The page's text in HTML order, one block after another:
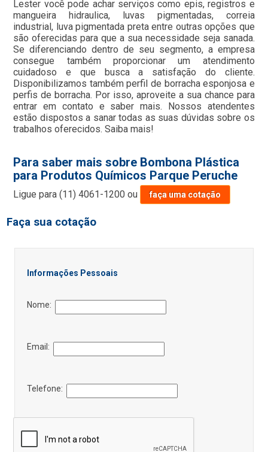
Lester você pode achar serviços como epis, registros e
mangueira hidraulica, luvas pigmentadas, correia
industrial, luva pigmentada preta entre outras opções que
são oferecidas para que a sua necessidade seja sanada.
Se diferenciando dentro de seu segmento, a empresa
consegue também proporcionar um atendimento
cuidadoso e que busca a satisfação do cliente.
Disponibilizamos também perfil de borracha esponjosa e
perfis de borracha. Por isso, aproveite a sua chance para
entrar em contato e saber mais. Nossos atendentes
estão dispostos a sanar todas as suas dúvidas sobre os
trabalhos oferecidos. Saiba mais!
Para saber mais sobre Bombona Plástica
para Produtos Químicos Parque Peruche
Ligue para(11) 4061-1200 ou faça uma cotação
Faça sua cotação
Informações Pessoais
Nome:
Email:
Telefone: